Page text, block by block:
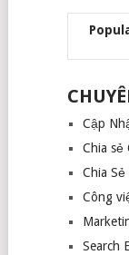
Cập
Chia sẻ
Chia
Công
Search